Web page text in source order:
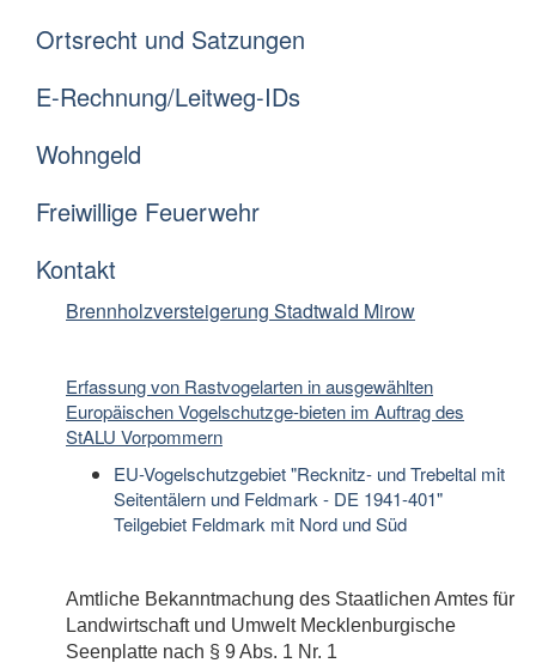
Ortsrecht und Satzungen
E-Rechnung/Leitweg-IDs
Wohngeld
Freiwillige Feuerwehr
Kontakt
Brennholzversteigerung Stadtwald Mirow
Erfassung von Rastvogelarten in ausgewählten
Europäischen Vogelschutzge-bieten im Auftrag des
StALU Vorpommern
EU-Vogelschutzgebiet "Recknitz- und Trebeltal mit
Seitentälern und Feldmark - DE 1941-401"
Teilgebiet Feldmark mit Nord und Süd
Amtliche Bekanntmachung des Staatlichen Amtes für
Landwirtschaft und Umwelt Mecklenburgische
Seenplatte nach § 9 Abs. 1 Nr. 1